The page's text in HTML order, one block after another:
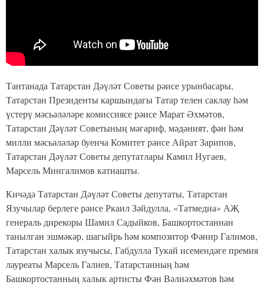
Тантанада Татарстан Дәүләт Советы рәисе урынбасары,
Татарстан Президенты каршындагы Татар телен саклау һәм
үстерү мәсьәләләре комиссиясе рәисе Марат Әхмәтов,
Татарстан Дәүләт Советының мәгариф, мәдәният, фән һәм
милли мәсьәләләр буенча Комитет рәисе Айрат Зарипов,
Татарстан Дәүләт Советы депутатлары Камил Нугаев,
Марсель Мингалимов катнашты.
Кичәдә Татарстан Дәүләт Советы депутаты, Татарстан
Язучылар берлеге рәисе Ркаил Зәйдулла, «Татмедиа» АҖ
генераль дирекоры Шамил Садыйков, Башкортостаннан
танылган эшмәкәр, шагыйрь һәм композитор Фәнир Галимов,
Татарстан халык язучысы, Габдулла Тукай исемендәге премия
лауреаты Марсель Галиев, Татарстанның һәм
Башкортостанның халык артисты Фән Вәлиәхмәтов һәм